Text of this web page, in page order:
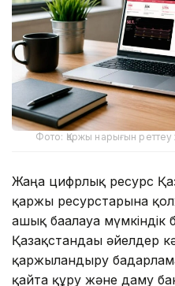
Фото: Қаржы нарығын реттеу
Жаңа цифрлық ресурс
қаржы ресурстарына
ашық бағалауға
Қазақстандағы әйелдер
қаржыландыру
қайта құру және даму